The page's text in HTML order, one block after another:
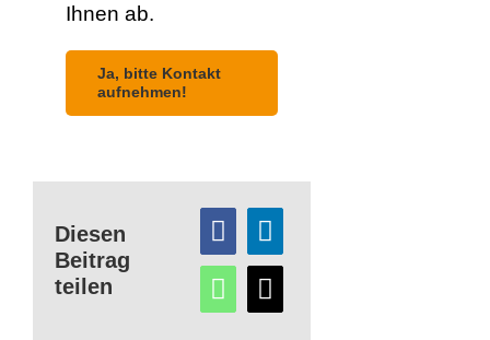
Ihnen ab.
Ja, bitte Kontakt
aufnehmen!
Diesen
Beitrag
teilen